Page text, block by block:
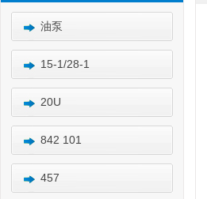
油泵
15-1/28-1
20U
842 101
457